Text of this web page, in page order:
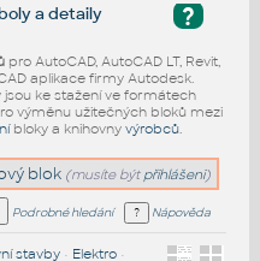
?
a detaily
pro AutoCAD, AutoCAD LT, Revit,
aplikace firmy Autodesk.
jsou ke stažení ve formátech
výměnu užitečných bloků mezi
bloky a knihovny výrobců.
blok (musíte být přihlášeni)
Podrobné hledání Nápověda
stavby• Elektro•